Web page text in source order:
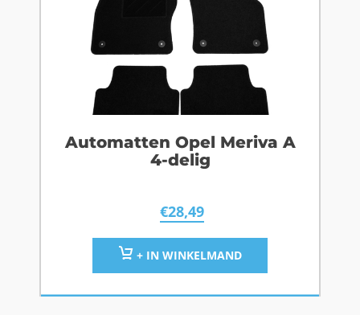
Automatten Opel Meriva A
4-delig
€28,49
+ IN WINKELMAND